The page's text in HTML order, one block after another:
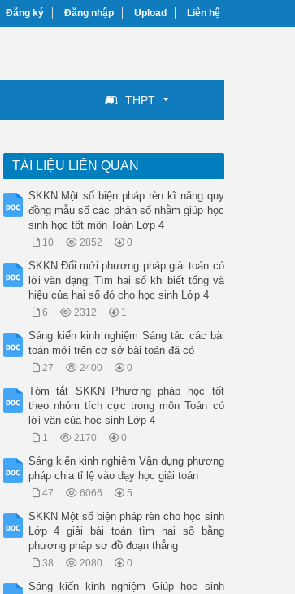
Đăng ký Đăng nhập Upload Liên hệ
THPT
TÀI LIỆU LIÊN QUAN
SKKN Một số biện pháp rèn kĩ năng quy
đồng mẫu số các phân số nhằm giúp học
sinh học tốt môn Toán Lớp 4
10 2852 0
SKKN Đổi mới phương pháp giải toán có
lời văn dạng: Tìm hai số khi biết tổng và
hiệu của hai số đó cho học sinh Lớp 4
6 2312 1
Sáng kiến kinh nghiệm Sáng tác các bài
toán mới trên cơ sở bài toán đã có
27 2400 0
Tóm tắt SKKN Phương pháp học tốt
theo nhóm tích cực trong môn Toán có
lời văn của học sinh Lớp 4
1 2170 0
Sáng kiến kinh nghiệm Vận dụng phương
pháp chia tỉ lệ vào dạy học giải toán
47 6066 5
SKKN Một số biện pháp rèn cho học sinh
Lớp 4 giải bài toán tìm hai số bằng
phương pháp sơ đồ đoạn thẳng
38 2080 0
Sáng kiến kinh nghiệm Giúp học sinh